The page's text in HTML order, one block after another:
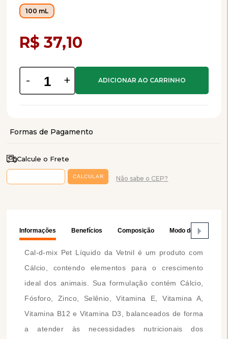
100 mL
R$ 37,10
- +
Calcule o Frete
Não sabe o CEP?
Informações Benefícios Composição Modo de Usar
Cal-d-mix Pet Líquido da Vetnil é um produto com
Cálcio, contendo elementos para o crescimento
ideal dos animais. Sua formulação contém Cálcio,
Fósforo, Zinco, Selênio, Vitamina E, Vitamina A,
Vitamina B12 e Vitamina D3, balanceados de forma
a atender às necessidades nutricionais dos